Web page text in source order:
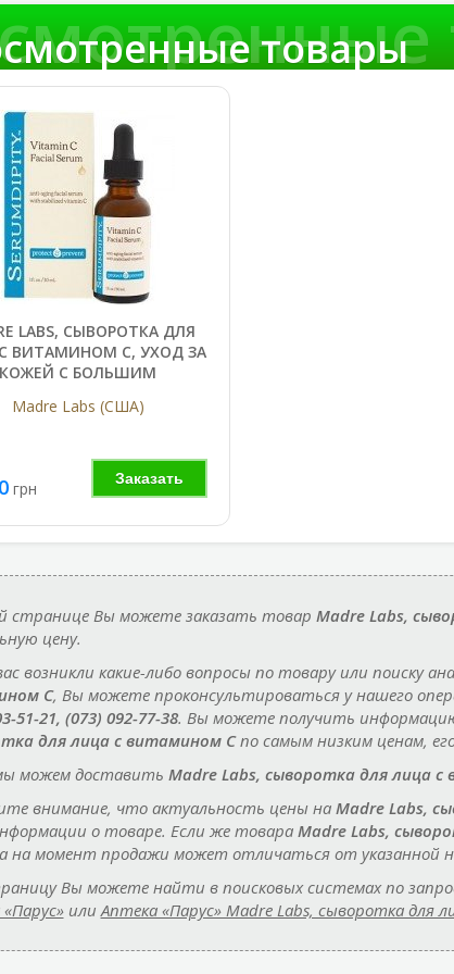
товары
LABS, СЫВОРОТКА ДЛЯ
ВИТАМИНОМ C, УХОД ЗА
КОЖЕЙ С БОЛЬШИМ
30МЛ.
Madre Labs (США)
Заказать
грн
странице Вы можете заказать товар Madre Labs,
цену.
возникли какие-либо вопросы по товару или поиску
C, Вы можете проконсультироваться у нашего
51-21, (073) 092-77-38. Вы можете получить
для лица с витамином Cпо самым низким ценам,
можем доставить Madre Labs, сыворотка для лица
внимание, что актуальность цены на Madre Labs,
о товаре. Если же товара Madre Labs,
на момент продажи может отличаться от указанной
Вы можете найти в поисковых системах по
или Аптека «Парус» Madre Labs, сыворотка для